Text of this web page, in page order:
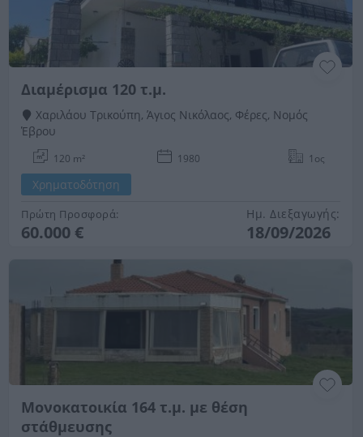
Διαμέρισμα 120 τ.μ.
Χαριλάου Τρικούπη, Άγιος Νικόλαος, Φέρες, Νομός
Έβρου
120 m² 1980 1ος
Χρηματοδότηση
Πρώτη Προσφορά:
60.000 €
Ημ. Διεξαγωγής:
18/09/2026
Μονοκατοικία 164 τ.μ. με θέση
στάθμευσης